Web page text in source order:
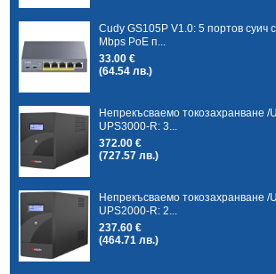
Cudy GS105P V1.0: 5 портов суич
Mbps PoE п...
33.00 €
(64.54 лв.)
Непрекъсваемо токозахранване /
UPS3000-R: 3...
372.00 €
(727.57 лв.)
Непрекъсваемо токозахранване /
UPS2000-R: 2...
237.60 €
(464.71 лв.)